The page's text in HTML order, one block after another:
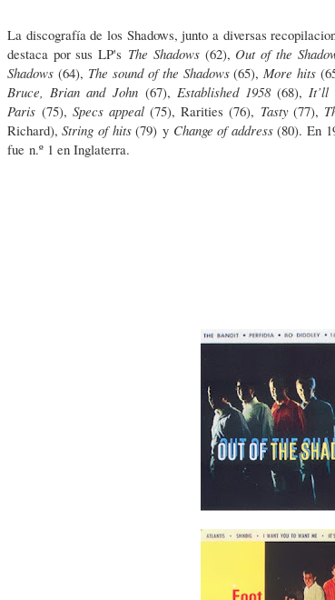
La discografía de los Shadows, junto a diversas
destaca por sus LP's The Shadows(62), Out of the Sha
Shadows(64), The sound of the Shadows(65), More hits
Bruce, Brian andJohn (67), Established 1958(68), It’ll
Paris(75), Specs appeal(75), Rarities (76), Tasty(77),
Richard),String of hits(79) y Change of address(80). En
fue n.º 1 en Inglaterra.